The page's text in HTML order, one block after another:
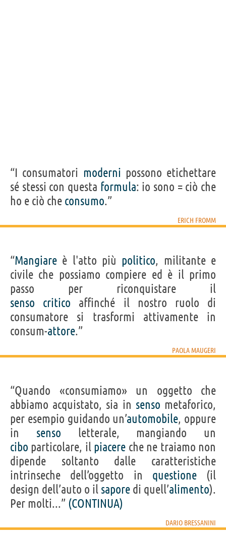
“I consumatori moderni possono etichettare
sé stessi con questa formula: io sono = ciò che
ho e ciò che consumo.”
ERICH FROMM
“Mangiare è l'atto più politico, militante e
civile che possiamo compiere ed è il primo
passo per riconquistare il
senso
critico affinché il nostro ruolo di
consumatore si trasformi attivamente in
consum-attore.”
PAOLA MAUGERI
“Quando «consumiamo» un oggetto che
abbiamo acquistato, sia in senso metaforico,
per esempio guidando un’automobile, oppure
in senso letterale, mangiando un
cibo particolare, il piacere che ne traiamo non
dipende soltanto dalle caratteristiche
intrinseche dell’oggetto in questione(il
design dell’auto o il sapore di quell’alimento).
Per molti...” (CONTINUA)
DARIO BRESSANINI